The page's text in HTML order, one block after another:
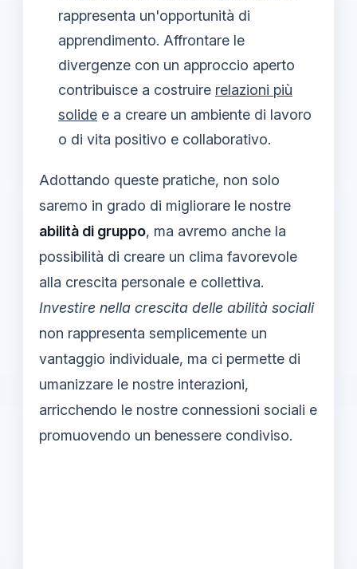
rappresenta un'opportunità di
apprendimento. Affrontare le
divergenze con un approccio aperto
contribuisce a costruire relazioni più
solide e a creare un ambiente di lavoro
o di vita positivo e collaborativo.
Adottando queste pratiche, non solo
saremo in grado di migliorare le nostre
abilità di gruppo, ma avremo anche la
possibilità di creare un clima favorevole
alla crescita personale e collettiva.
Investire nella crescita delle abilità sociali
non rappresenta semplicemente un
vantaggio individuale, ma ci permette di
umanizzare le nostre interazioni,
arricchendo le nostre connessioni sociali e
promuovendo un benessere condiviso.